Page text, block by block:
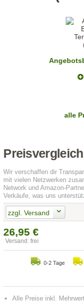
alle
Preisvergleich
Wir verschaffen dir
mit vielen Netzwerken
Network und Amazon-
Verkäufe, was uns
zzgl. Versand
26,95 €
Versand: frei
0-2 Tage